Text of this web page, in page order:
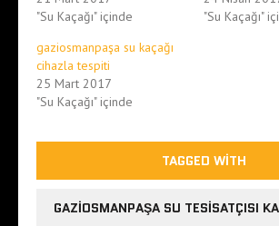
"Su Kaçağı" içinde
"Su Kaçağı"
gaziosmanpaşa su kaçağı
cihazla tespiti
25 Mart 2017
"Su Kaçağı" içinde
TAGGED WITH
GAZIOSMANPAŞA SU TESISATÇISI